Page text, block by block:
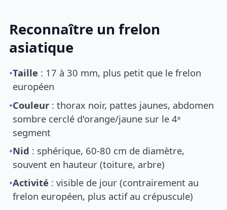
Reconnaître un frelon
asiatique
•Taille : 17 à 30 mm, plus petit que le frelon
européen
•Couleur : thorax noir, pattes jaunes, abdomen
sombre cerclé d'orange/jaune sur le 4ᵉ
segment
•Nid : sphérique, 60-80 cm de diamètre,
souvent en hauteur (toiture, arbre)
•Activité : visible de jour (contrairement au
frelon européen, plus actif au crépuscule)